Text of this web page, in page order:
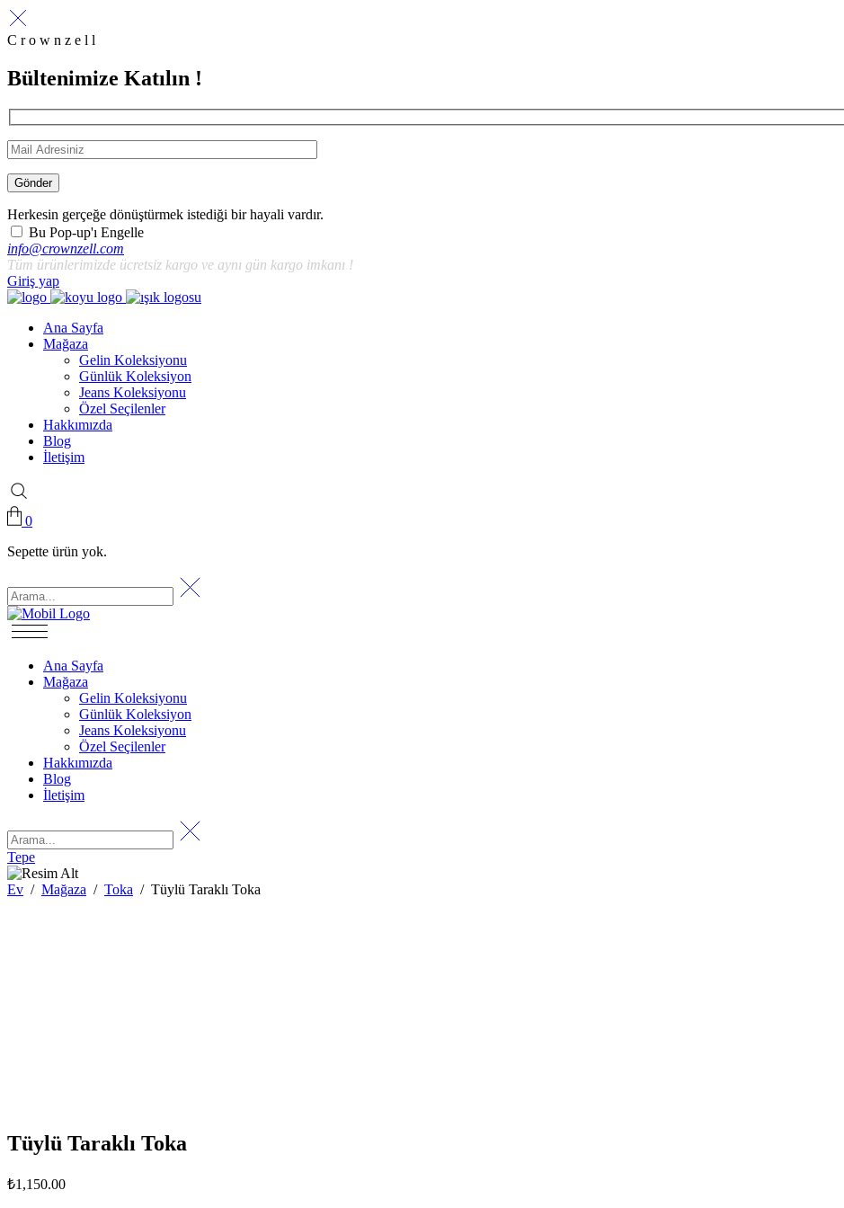
C r o w n z e l l
Bültenimize Katılın !
Gönder
Herkesin gerçeğe dönüştürmek istediği bir hayali vardır.
Bu Pop-up'ı Engelle
info@crownzell.com
Tüm ürünlerimizde ücretsiz kargo ve aynı gün kargo imkanı !
Giriş yap
Ana Sayfa
Mağaza
Gelin Koleksiyonu
Günlük Koleksiyon
Jeans Koleksiyonu
Özel Seçilenler
Hakkımızda
Blog
İletişim
0
Sepette ürün yok.
Ana Sayfa
Mağaza
Gelin Koleksiyonu
Günlük Koleksiyon
Jeans Koleksiyonu
Özel Seçilenler
Hakkımızda
Blog
İletişim
Tepe
Ev / Mağaza / Toka / Tüylü Taraklı Toka
Tüylü Taraklı Toka
₺1,150.00